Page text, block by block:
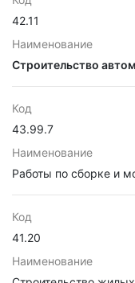
42.11
Наименование
Строительство
Код
43.99.7
Наименование
Работы по сборке и
Код
41.20
Наименование